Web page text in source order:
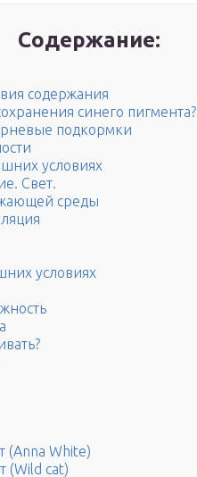
Содержание:
содержания
синего пигмента?
подкормки
условиях
Свет.
среды
условиях
(Anna White)
(Wild cat)